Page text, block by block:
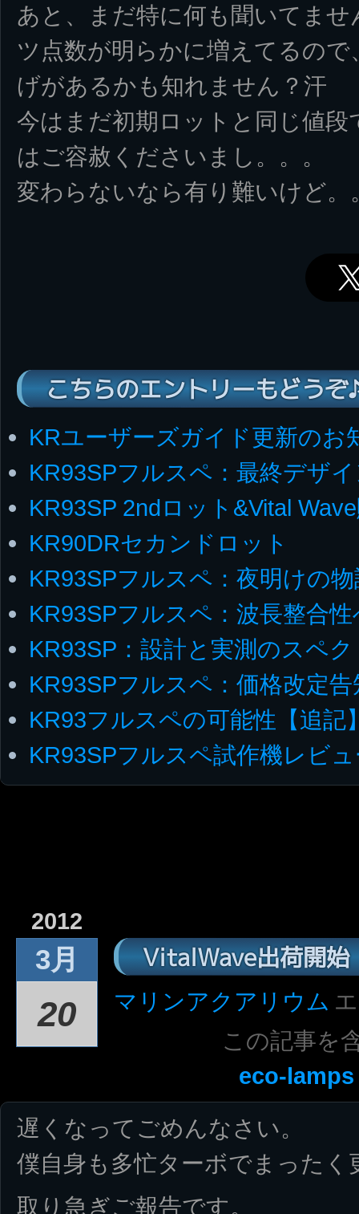
あと、まだ特に何も聞いてま
ツ点数が明らかに増えてるの
げがあるかも知れません？汗
今はまだ初期ロットと同じ値
はご容赦くださいまし。。。
変わらないなら有り難いけど。
こちらのエントリーもどうぞ
KRユーザーズガイド更新のお
KR93SPフルスペ：最終デザ
KR93SP 2ndロット&Vital
KR90DRセカンドロット
KR93SPフルスペ：夜明けの
KR93SPフルスペ：波長整合
KR93SP：設計と実測のスペ
KR93SPフルスペ：価格改定告
KR93フルスペの可能性【追記
KR93SPフルスペ試作機レビ
2012
3月
20
VitalWave出荷開始
マリンアクアリウム
この記事を
eco-lamps
遅くなってごめんなさい。
僕自身も多忙ターボでまったく
取り急ぎご報告です。